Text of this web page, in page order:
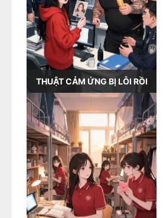
THUẬT CẢM ỨNG BỊ LỖI RỒI